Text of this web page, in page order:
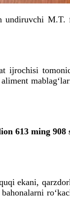
undiruvchi M.T.
613 ming 908
ekani,